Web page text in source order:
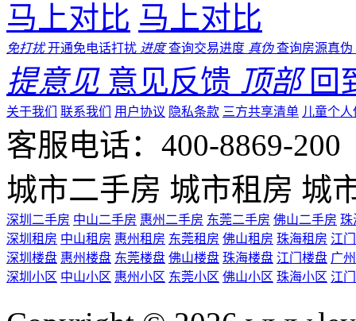
马上对比 马上对比
免打扰 开通免电话打扰 进度 查询交易进度 真伪 查询房源真伪
提意见 意见反馈 顶部 回
关于我们 联系我们 用户协议 隐私条款 三方共享清单 儿童个
客服电话：400-8869-200
城市二手房 城市租房 城
深圳二手房 中山二手房 惠州二手房 东莞二手房 佛山二手房 珠
深圳租房 中山租房 惠州租房 东莞租房 佛山租房 珠海租房 江
深圳楼盘 惠州楼盘 东莞楼盘 佛山楼盘 珠海楼盘 江门楼盘 广
深圳小区 中山小区 惠州小区 东莞小区 佛山小区 珠海小区 江